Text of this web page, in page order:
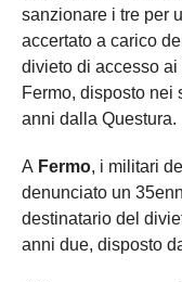
sanzionare i tre per
accertato a carico
divieto di accesso
Fermo, disposto nei
anni dalla Questura.
A Fermo, i militari
denunciato un
destinatario del
anni due, disposto